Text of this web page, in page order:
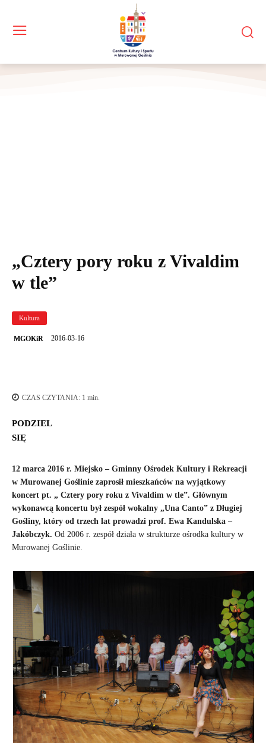
„Cztery pory roku z Vivaldim
w tle”
Kultura
MGOKiR 2016-03-16
CZAS CZYTANIA: 1 min.
PODZIEL
SIĘ
12 marca 2016 r. Miejsko – Gminny Ośrodek Kultury i Rekreacji
w Murowanej Goślinie zaprosił mieszkańców na wyjątkowy
koncert pt. „ Cztery pory roku z Vivaldim w tle”. Głównym
wykonawcą koncertu był zespół wokalny „Una Canto” z Długiej
Gośliny, który od trzech lat prowadzi prof. Ewa Kandulska –
Jakóbczyk. Od 2006 r. zespół działa w strukturze ośrodka kultury w
Murowanej Goślinie.